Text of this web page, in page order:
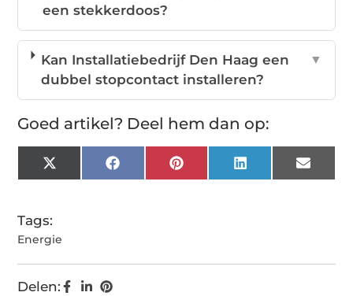
een stekkerdoos?
Kan Installatiebedrijf Den Haag een
dubbel stopcontact installeren?
▼
Goed artikel? Deel hem dan op:
X
(Twitter)
FacebookPinterest LinkedIn Email
Tags:
Energie
Delen: